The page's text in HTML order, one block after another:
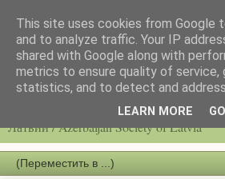
Latvijas azerbaidžāņu biedrību /
Латвии / Azerbaijan Society of Latvia
This site uses cookies from Google
and to analyze traffic. Your IP
shared with Google along with
metrics to ensure quality of service,
statistics, and to detect and
LEARN MORE